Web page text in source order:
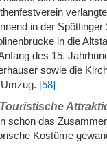
in der
in die
des 15.
sowie die
[58]
Touristische
schon das
Kostüme